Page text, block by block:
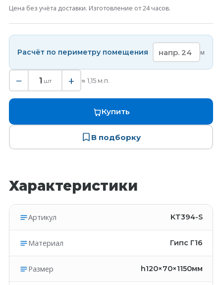
Цена без учёта доставки. Изготовление от 24 часов.
Расчёт по периметру помещения м
− 1 шт + ≈ 1,15 м.п.
Купить
В подборку
Характеристики
Артикул KT394-S
Материал Гипс Г16
Размер h120×70×1150мм